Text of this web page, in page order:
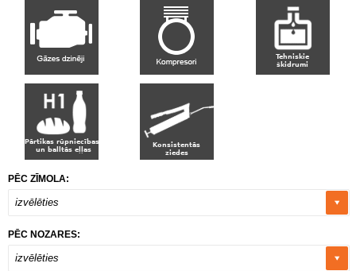
PĒC ZĪMOLA:
izvēlēties
PĒC NOZARES:
izvēlēties